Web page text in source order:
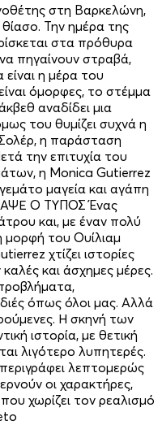
στη Βαρκελώνη,
θίασο. Την ημέρα της
στα πρόθυρα
πηγαίνουν στραβά,
η μέρα του
όμορφες, το στέμμα
αναδίδει μια
του θυμίζει συχνά η
η παράσταση
την επιτυχία του
η Monica Gutierrez
μαγεία και αγάπη
Ο ΤΥΠΟΣ Ένας
και, με έναν πολύ
μορφή του Ουίλιαμ
χτίζει ιστορίες
και άσχημες μέρες.
όπως όλοι μας. Αλλά
Η σκηνή των
ιστορία, με θετική
λιγότερο λυπητερές.
λεπτομερώς
οι χαρακτήρες,
χωρίζει τον ρεαλισμό